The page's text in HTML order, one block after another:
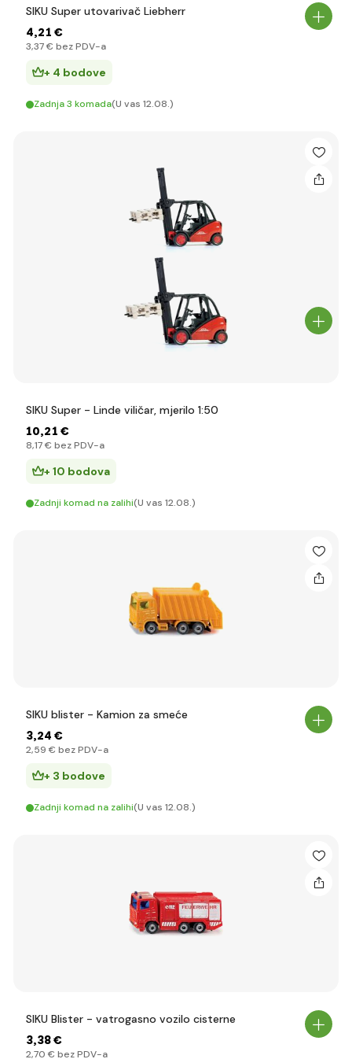
SIKU Super utovarivač Liebherr
4,21 €
3,37 € bez PDV-a
+ 4 bodove
Zadnja 3 komada(U vas 12.08.)
SIKU Super - Linde viličar, mjerilo 1:50
10,21 €
8,17 € bez PDV-a
+ 10 bodova
Zadnji komad na zalihi(U vas 12.08.)
SIKU blister - Kamion za smeće
3,24 €
2,59 € bez PDV-a
+ 3 bodove
Zadnji komad na zalihi(U vas 12.08.)
SIKU Blister - vatrogasno vozilo cisterne
3,38 €
2,70 € bez PDV-a